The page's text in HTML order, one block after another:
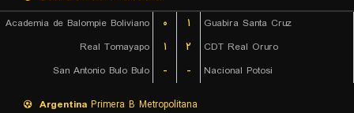
Academia de Balompie Boliviano
۰ ۱
Guabira Santa Cruz
Real Tomayapo
۱ ۲
CDT Real Oruro
San Antonio Bulo Bulo
- - Nacional Potosi
Argentina Primera B Metropolitana